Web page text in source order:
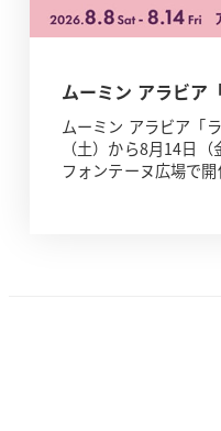
ムーミン アラビア
ムーミン アラビア「
（土）から8月14日
フォンテーヌ広場で